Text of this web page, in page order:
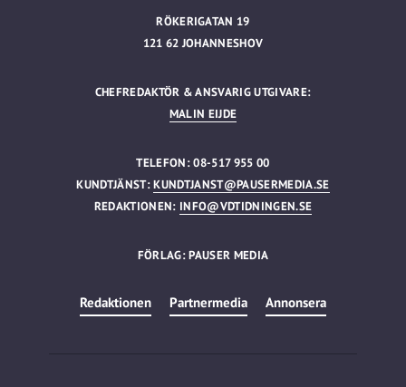
RÖKERIGATAN 19
121 62 JOHANNESHOV
CHEFREDAKTÖR & ANSVARIG UTGIVARE:
MALIN EIJDE
TELEFON: 08-517 955 00
KUNDTJÄNST:KUNDTJANST@PAUSERMEDIA.SE
REDAKTIONEN: INFO@VDTIDNINGEN.SE
FÖRLAG: PAUSER MEDIA
Redaktionen Partnermedia Annonsera